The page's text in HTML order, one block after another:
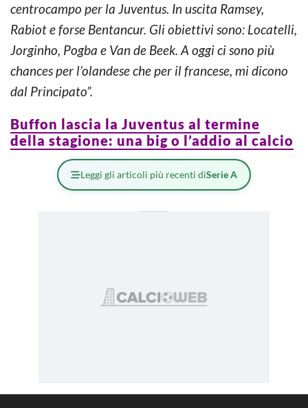
centrocampo per la Juventus. In uscita Ramsey,
Rabiot e forse Bentancur. Gli obiettivi sono: Locatelli,
Jorginho, Pogba e Van de Beek. A oggi ci sono più
chances per l’olandese che per il francese, mi dicono
dal Principato”.
Buffon lascia la Juventus al termine
della stagione: una big o l’addio al calcio
Leggi gli articoli più recenti diSerie A